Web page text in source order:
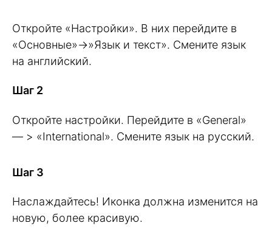
Откройте «Настройки». В них перейдите в
«Основные»->»Язык и текст». Смените язык
на английский.
Шаг 2
Откройте настройки. Перейдите в «General»
— > «International». Смените язык на русский.
Шаг 3
Наслаждайтесь! Иконка должна изменится на
новую, более красивую.